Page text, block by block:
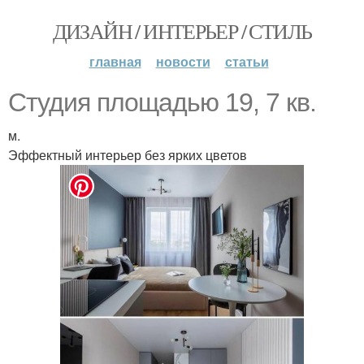
ДИЗАЙН / ИНТЕРЬЕР / СТИЛЬ
главная новости статьи
Студия площадью 19, 7 кв.
м.
Эффектный интерьер без ярких цветов